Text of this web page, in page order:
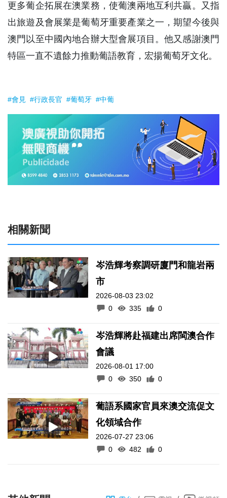
更多葡企拓展在澳業務，使葡澳兩地互利共贏。又指
出旅遊及會展業是葡萄牙重要產業之一，期望今後與
澳門以至中國內地合辦大型會展項目。他又感謝澳門
特區一直不遺餘力推動葡語教育，宏揚葡萄牙文化。
#會見 #行政長官 #葡萄牙 #中葡
相關新聞
岑浩輝考察調研廈門和龍岩兩
市
2026-08-03 23:02
0
335 0
岑浩輝將赴福建出席閩澳合作
會議
2026-08-01 17:00
0
350 0
葡語系國家官員來澳交流促文
化領域合作
2026-07-27 23:06
0
482 0